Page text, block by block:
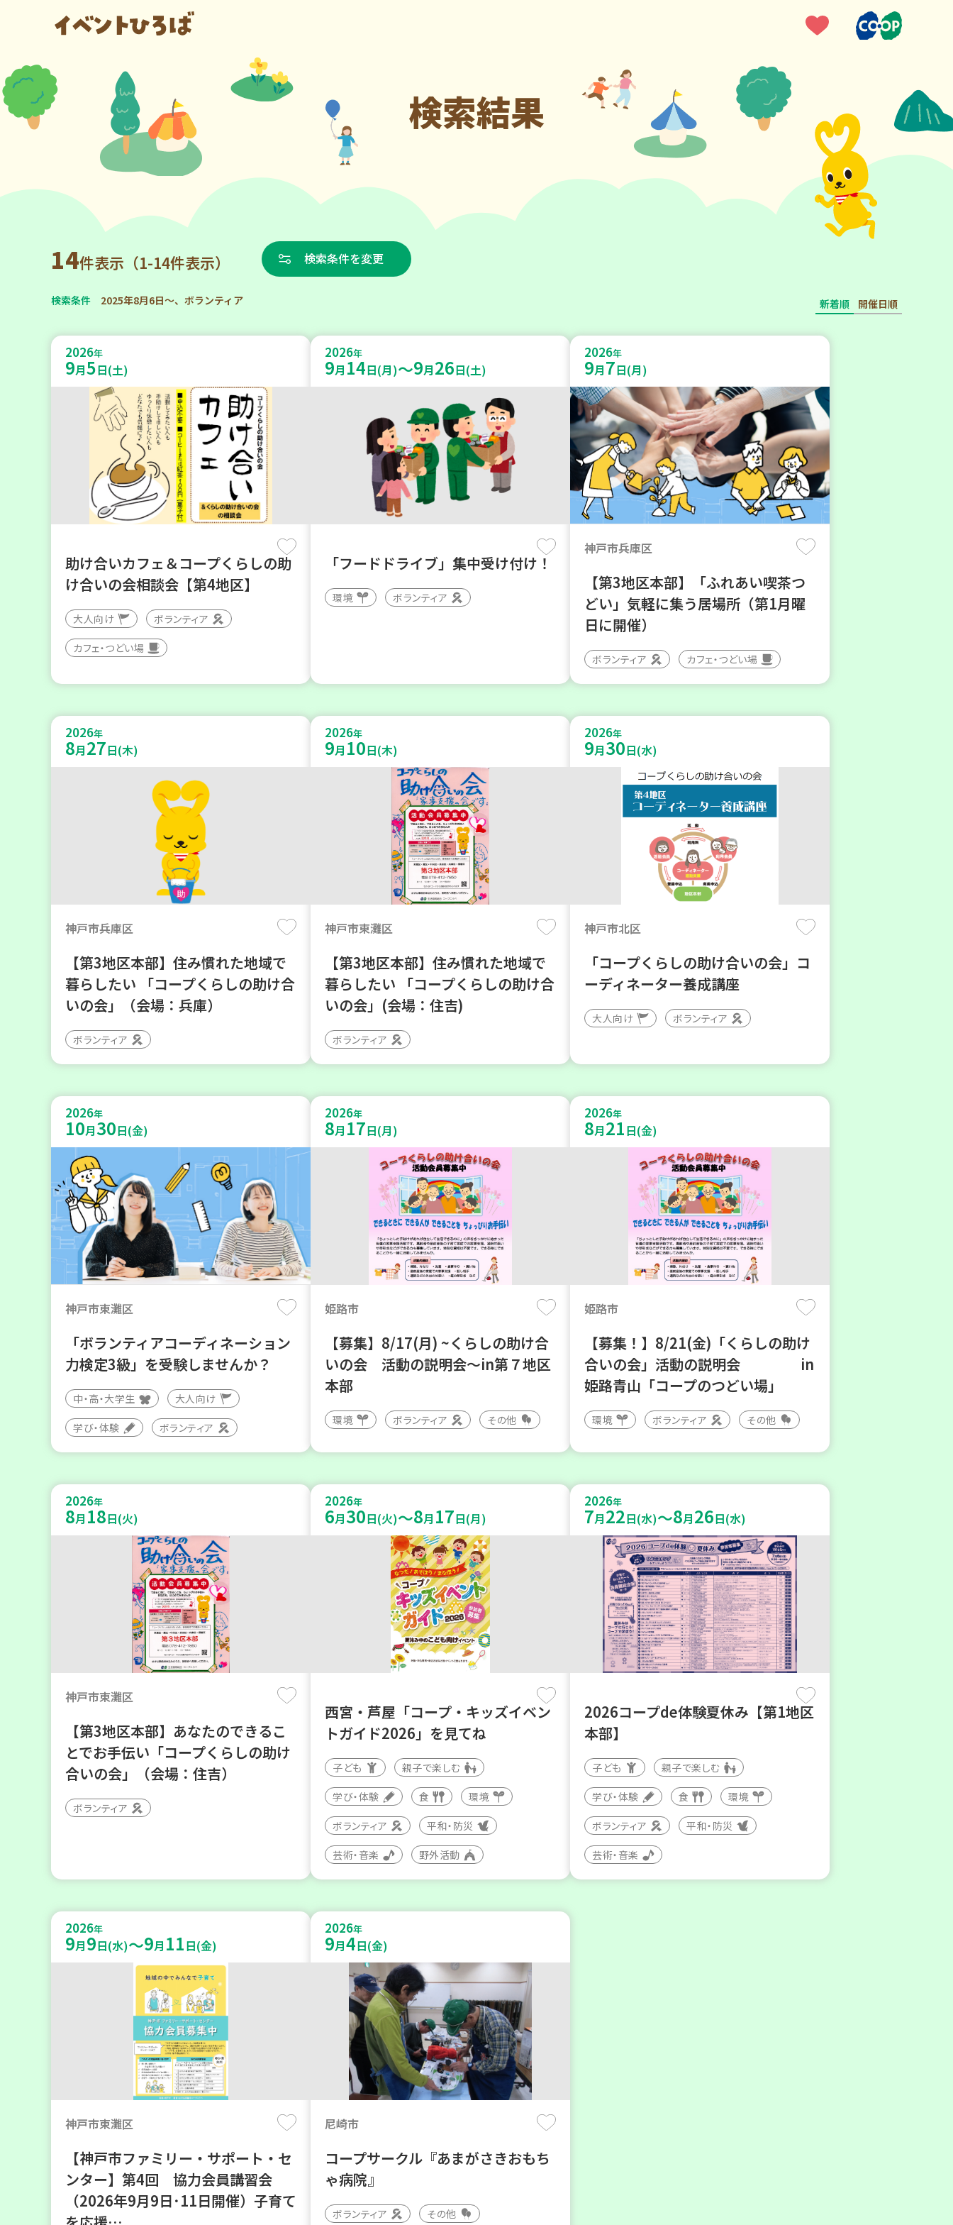
検索結果
14件表示（1-14件表示） 検索条件を変更
検索条件 2025年8月6日～、ボランティア 新着順 開催日順
2026年
9月5日(土)
助け合いカフェ＆コープくらしの助
け合いの会相談会【第4地区】
大人向け ボランティア
カフェ・つどい場
2026年
9月 14日(月)～9月26日(土)
「フードドライブ」集中受け付け！
環境 ボランティア
2026年
9月7日(月)
神戸市兵庫区
【第3地区本部】「ふれあい喫茶つ
どい」気軽に集う居場所（第1月曜
日に開催）
ボランティア カフェ・つどい場
2026年
8月27日(木)
神戸市兵庫区
【第3地区本部】住み慣れた地域で
暮らしたい 「コープくらしの助け合
いの会」（会場：兵庫）
ボランティア
2026年
9月 10日(木)
神戸市東灘区
【第3地区本部】住み慣れた地域で
暮らしたい 「コープくらしの助け合
いの会」(会場：住吉)
ボランティア
2026年
9月30日(水)
神戸市北区
「コープくらしの助け合いの会」コ
ーディネーター養成講座
大人向け ボランティア
2026年
10月30日(金)
神戸市東灘区
「ボランティアコーディネーション
力検定3級」を受験しませんか？
中・高・大学生 大人向け
学び・体験 ボランティア
2026年
8月 17日(月)
姫路市
【募集】8/17(月) ~くらしの助け合
いの会 活動の説明会～in第７地区
本部
環境 ボランティア その他
2026年
8月21日(金)
姫路市
【募集！】8/21(金)「くらしの助け
合いの会」活動の説明会 in
姫路青山「コープのつどい場」
環境 ボランティア その他
2026年
8月 18日(火)
神戸市東灘区
【第3地区本部】あなたのできるこ
とでお手伝い「コープくらしの助け
合いの会」（会場：住吉）
ボランティア
2026年
6月30日(火)～8月 17日(月)
西宮・芦屋「コープ・キッズイベン
トガイド2026」を見てね
子ども 親子で楽しむ
学び・体験 食 環境
ボランティア 平和・防災
芸術・音楽 野外活動
2026年
7月22日(水)～8月26日(水)
2026コープde体験夏休み【第1地区
本部】
子ども 親子で楽しむ
学び・体験 食 環境
ボランティア 平和・防災
芸術・音楽
2026年
9月9日(水)～9月 11日(金)
神戸市東灘区
【神戸市ファミリー・サポート・セ
ンター】第4回 協力会員講習会
（2026年9月9日･11日開催）子育て
2026年
9月4日(金)
尼崎市
コープサークル『あまがさきおもち
ゃ病院』
ボランティア その他